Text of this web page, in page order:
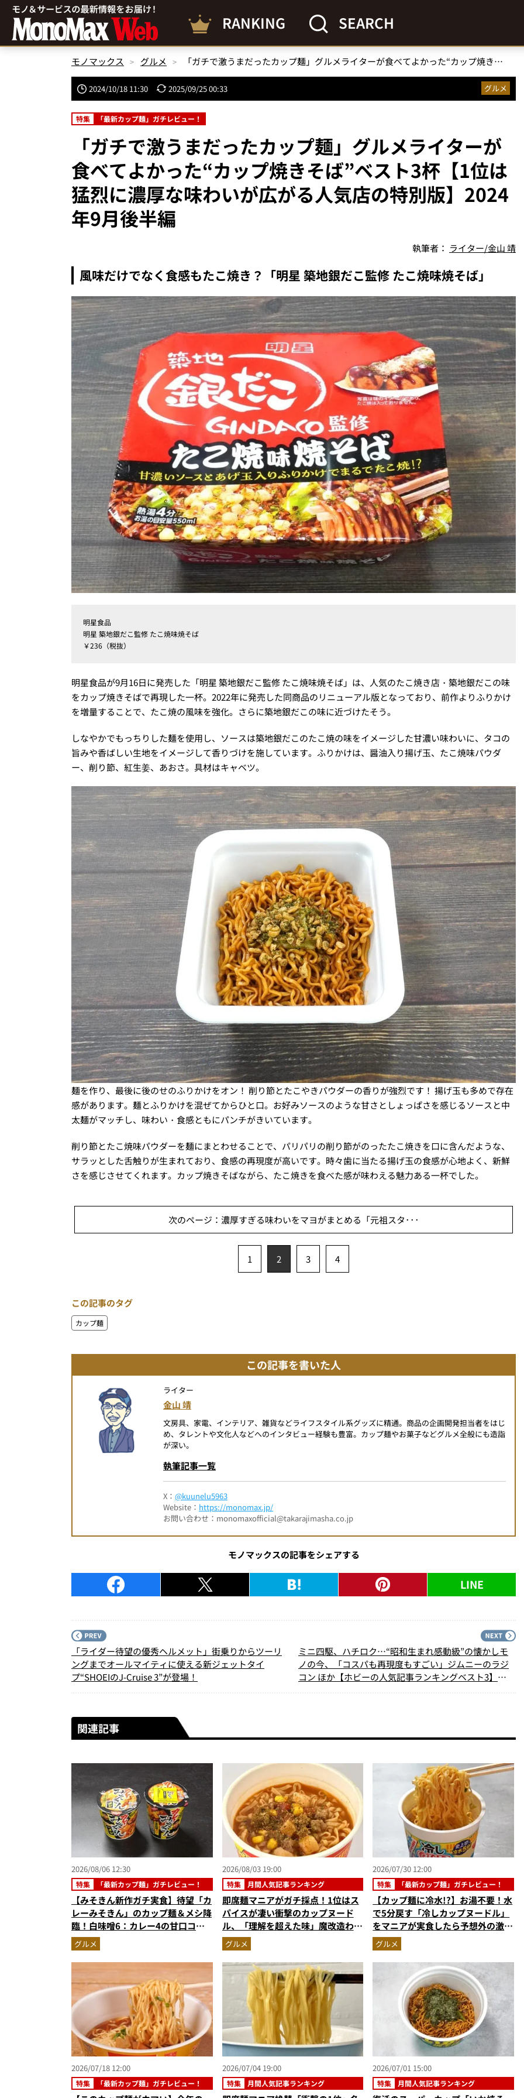
RANKING SEARCH
モノマックス グルメ 「ガチで激うまだったカップ麺」グルメライターが食べてよかった“カップ焼きそば”ベスト3杯【1位は猛烈に濃厚な味わいが広がる人気店の特別版】2024年9月後半編
2024/10/18 11:30 2025/09/25 00:33 グルメ
特集 「最新カップ麺」ガチレビュー！
「ガチで激うまだったカップ麺」グルメライターが
食べてよかった“カップ焼きそば”ベスト3杯【1位は
猛烈に濃厚な味わいが広がる人気店の特別版】2024
年9月後半編
執筆者： ライター/金山 靖
風味だけでなく食感もたこ焼き？「明星 築地銀だこ監修 たこ焼味焼そば」
明星食品
明星 築地銀だこ監修 たこ焼味焼そば
￥236（税抜）
明星食品が9月16日に発売した「明星 築地銀だこ監修 たこ焼味焼そば」は、人気のたこ焼き店・築地銀だこの味
をカップ焼きそばで再現した一杯。2022年に発売した同商品のリニューアル版となっており、前作よりふりかけ
を増量することで、たこ焼の風味を強化。さらに築地銀だこの味に近づけたそう。
しなやかでもっちりした麺を使用し、ソースは築地銀だこのたこ焼の味をイメージした甘濃い味わいに、タコの
旨みや香ばしい生地をイメージして香りづけを施しています。ふりかけは、醤油入り揚げ玉、たこ焼味パウダ
ー、削り節、紅生姜、あおさ。具材はキャベツ。
麺を作り、最後に後のせのふりかけをオン！ 削り節とたこやきパウダーの香りが強烈です！ 揚げ玉も多めで存在
感があります。麺とふりかけを混ぜてからひと口。お好みソースのような甘さとしょっぱさを感じるソースと中
太麺がマッチし、味わい・食感ともにパンチがきいています。
削り節とたこ焼味パウダーを麺にまとわせることで、パリパリの削り節がのったたこ焼きを口に含んだような、
サラッとした舌触りが生まれており、食感の再現度が高いです。時々歯に当たる揚げ玉の食感が心地よく、新鮮
さを感じさせてくれます。カップ焼きそばながら、たこ焼きを食べた感が味わえる魅力ある一杯でした。
次のページ：濃厚すぎる味わいをマヨがまとめる「元祖スタ･･･
1 2 3 4
この記事のタグ
カップ麺
この記事を書いた人
ライター
金山 靖
文房具、家電、インテリア、雑貨などライフスタイル系グッズに精通。商品の企画開発担当者をはじ
め、タレントや文化人などへのインタビュー経験も豊富。カップ麺やお菓子などグルメ全般にも造詣
が深い。
執筆記事一覧
X： @kuunelu5963
Website： https://monomax.jp/
お問い合わせ：monomaxofficial@takarajimasha.co.jp
モノマックスの記事をシェアする
LINE
「ライダー待望の優秀ヘルメット」街乗りからツーリ
ングまでオールマイティに使える新ジェットタイ
プ“SHOEIのJ-Cruise 3”が登場！
ミニ四駆、ハチロク…“昭和生まれ感動級”の懐かしモ
ノの今、「コスパも再現度もすごい」ジムニーのラジ
コン ほか【ホビーの人気記事ランキングベスト3】
関連記事
2026/08/06 12:30
特集 「最新カップ麺」ガチレビュー！
【みそきん新作ガチ実食】待望「カ
レーみそきん」のカップ麺＆メシ降
臨！白味噌6：カレー4の甘口コク
旨スープ＆ゴロッと大ぶりポテトに
歓喜
グルメ
2026/08/03 19:00
特集 月間人気記事ランキング
即席麺マニアがガチ採点！1位はス
パイスが凄い衝撃のカップヌード
ル、「理解を超えた味」魔改造わか
めラーメン…ほか【カップ麺の人気
記事ランキングベスト3】（2026年
6月版）
グルメ
2026/07/30 12:00
特集 「最新カップ麺」ガチレビュー！
【カップ麺に冷水!?】お湯不要！水
で5分戻す「冷しカップヌードル」
をマニアが実食したら予想外の激ウ
マ新体験だった
グルメ
2026/07/18 12:00
特集 「最新カップ麺」ガチレビュー！
2026/07/04 19:00
特集 月間人気記事ランキング
2026/07/01 15:00
特集 月間人気記事ランキング